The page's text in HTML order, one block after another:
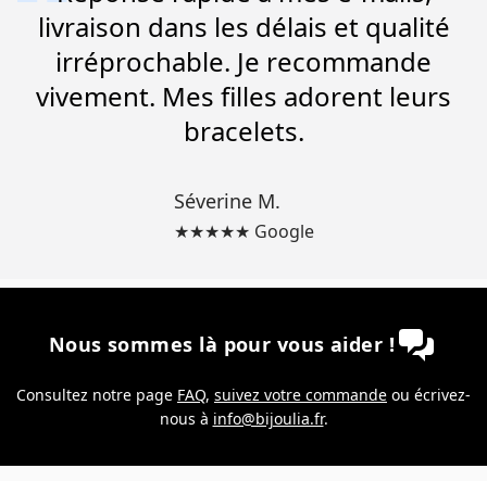
livraison dans les délais et qualité
irréprochable. Je recommande
vivement. Mes filles adorent leurs
bracelets.
Séverine M.
★★★★★ Google
Nous sommes là pour vous aider !
Consultez notre page FAQ, suivez votre commande ou écrivez-
nous à info@bijoulia.fr.